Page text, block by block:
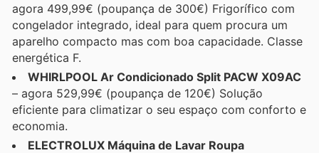
agora 499,99€ (poupança de 300€) Frigorífico com
congelador integrado, ideal para quem procura um
aparelho compacto mas com boa capacidade. Classe
energética F.
WHIRLPOOL Ar Condicionado Split PACW X09AC
– agora 529,99€ (poupança de 120€) Solução
eficiente para climatizar o seu espaço com conforto e
economia.
ELECTROLUX Máquina de Lavar Roupa